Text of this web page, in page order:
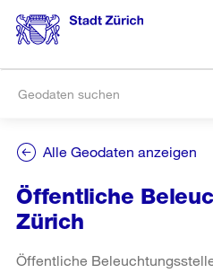
Alle Geodaten anzeigen
Öffentliche
Zürich
Öffentliche